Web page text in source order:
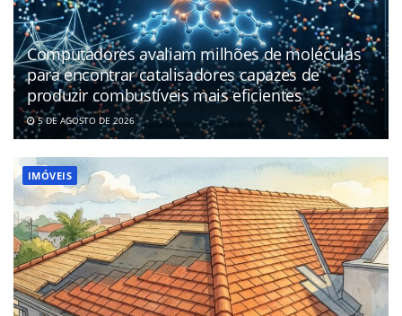
Computadores avaliam milhões de moléculas
para encontrar catalisadores capazes de
produzir combustíveis mais eficientes
5 DE AGOSTO DE 2026
IMÓVEIS